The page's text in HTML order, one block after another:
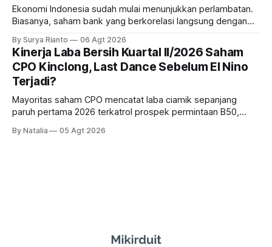
Ekonomi Indonesia sudah mulai menunjukkan perlambatan.
Biasanya, saham bank yang berkorelasi langsung dengan
bank ke depannya?
By Surya Rianto 06 Agt 2026
Kinerja Laba Bersih Kuartal II/2026 Saham
CPO Kinclong, Last Dance Sebelum El Nino
Terjadi?
Mayoritas saham CPO mencatat laba ciamik sepanjang
paruh pertama 2026 terkatrol prospek permintaan B50,
diprediksi semakin terlihat mendekati 2027. Kira-kira gimana
By Natalia 05 Agt 2026